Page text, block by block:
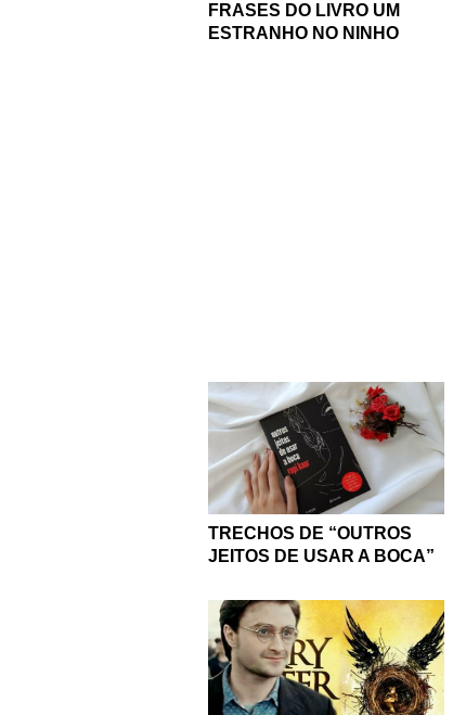
FRASES DO LIVRO UM
ESTRANHO NO NINHO
TRECHOS DE “OUTROS
JEITOS DE USAR A BOCA”